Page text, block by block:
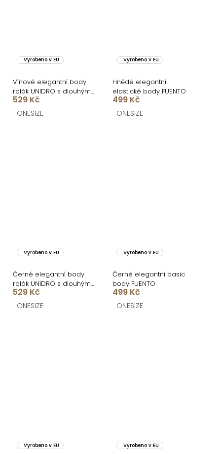
Vyrobeno v EU
Vínové elegantní body
rolák UNIDRO s dlouhým
rukávem
529 Kč
ONESIZE
Vyrobeno v EU
Hnědé elegantní
elastické body FUENTO
499 Kč
ONESIZE
Vyrobeno v EU
Černé elegantní body
rolák UNIDRO s dlouhým
rukávem
529 Kč
ONESIZE
Vyrobeno v EU
Černé elegantní basic
body FUENTO
499 Kč
ONESIZE
Vyrobeno v EU Vyrobeno v EU